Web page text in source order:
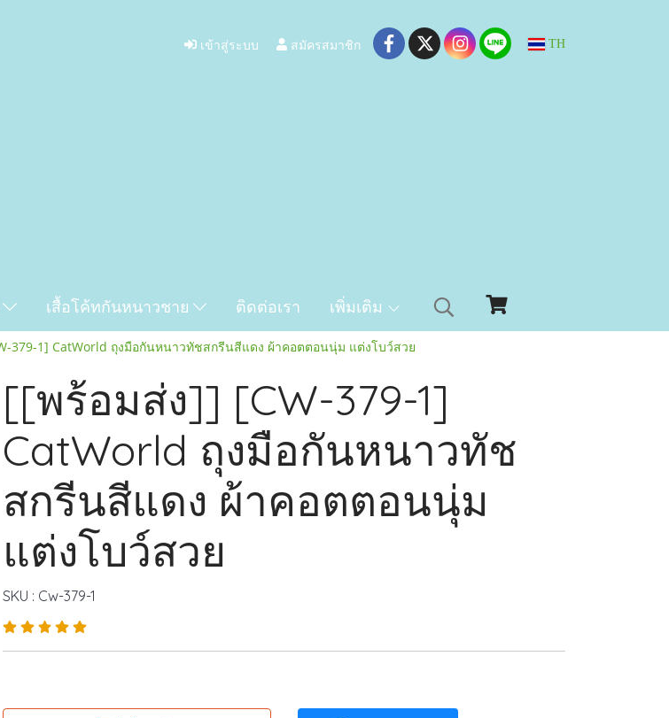
เข้าสู่ระบบ สมัครสมาชิก TH
เสื้อโค้ทกันหนาวชาย ติดต่อเรา เพิ่มเติม
379-1] CatWorld ถุงมือกันหนาวทัชสกรีนสีแดง ผ้าคอตตอนนุ่ม แต่งโบว์สวย
[[พร้อมส่ง]] [CW-379-1]
CatWorld ถุงมือกันหนาวทัช
สกรีนสีแดง ผ้าคอตตอนนุ่ม
แต่งโบว์สวย
SKU : Cw-379-1